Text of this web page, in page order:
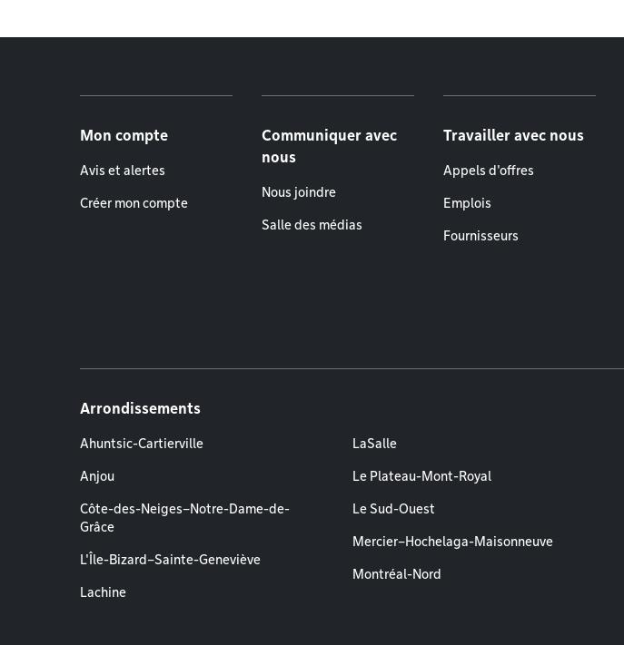
Mon compte
Avis et alertes
Créer mon compte
Communiquer avec
nous
Nous joindre
Salle des médias
Travailler avec nous
Appels d'offres
Emplois
Fournisseurs
Arrondissements
Ahuntsic-Cartierville
Anjou
Côte-des-Neiges–Notre-Dame-de-
Grâce
L'Île-Bizard–Sainte-Geneviève
Lachine
LaSalle
Le Plateau-Mont-Royal
Le Sud-Ouest
Mercier–Hochelaga-Maisonneuve
Montréal-Nord